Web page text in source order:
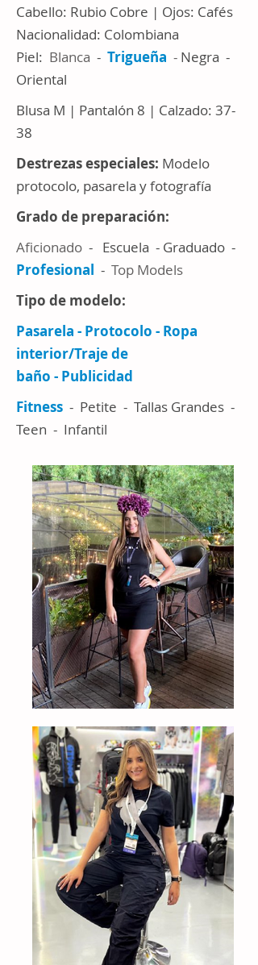
Cabello: Rubio Cobre | Ojos: Cafés
Nacionalidad: Colombiana
Piel: Blanca - Trigueña - Negra -
Oriental
Blusa M | Pantalón 8 | Calzado: 37-
38
Destrezas especiales: Modelo
protocolo, pasarela y fotografía
Grado de preparación:
Aficionado - Escuela - Graduado -
Profesional - Top Models
Tipo de modelo:
Pasarela - Protocolo - Ropa
interior/Traje de
baño - Publicidad
Fitness - Petite - Tallas Grandes -
Teen - Infantil